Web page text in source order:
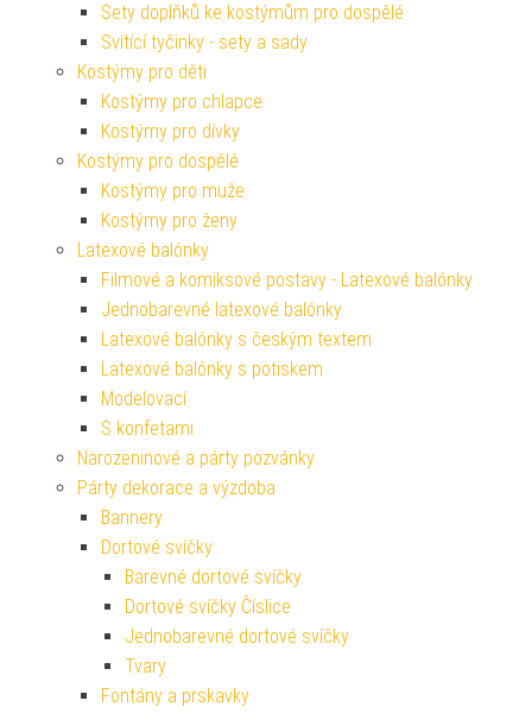
Sety doplňků ke kostýmům pro dospělé
Svítící tyčinky - sety a sady
Kostýmy pro děti
Kostýmy pro chlapce
Kostýmy pro dívky
Kostýmy pro dospělé
Kostýmy pro muže
Kostýmy pro ženy
Latexové balónky
Filmové a komiksové postavy - Latexové balónky
Jednobarevné latexové balónky
Latexové balónky s českým textem
Latexové balónky s potiskem
Modelovací
S konfetami
Narozeninové a párty pozvánky
Párty dekorace a výzdoba
Bannery
Dortové svíčky
Barevné dortové svíčky
Dortové svíčky Číslice
Jednobarevné dortové svíčky
Tvary
Fontány a prskavky